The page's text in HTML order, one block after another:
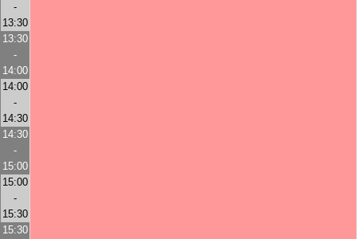
-
13:30
13:30
-
14:00
14:00
-
14:30
14:30
-
15:00
15:00
-
15:30
15:30